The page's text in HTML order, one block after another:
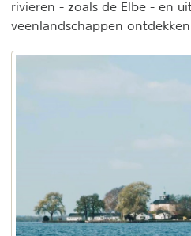
rivieren - zoals de Elbe - en
veenlandschappen ontdekken.